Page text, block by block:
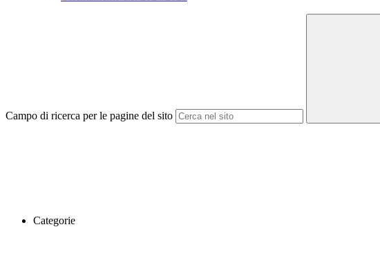
Campo di ricerca per le pagine del sito
Categorie